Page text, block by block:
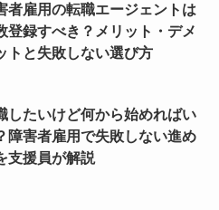
者雇用の転職エージェントは
登録すべき？メリット・デメ
トと失敗しない選び方
したいけど何から始めればい
障害者雇用で失敗しない進め
支援員が解説